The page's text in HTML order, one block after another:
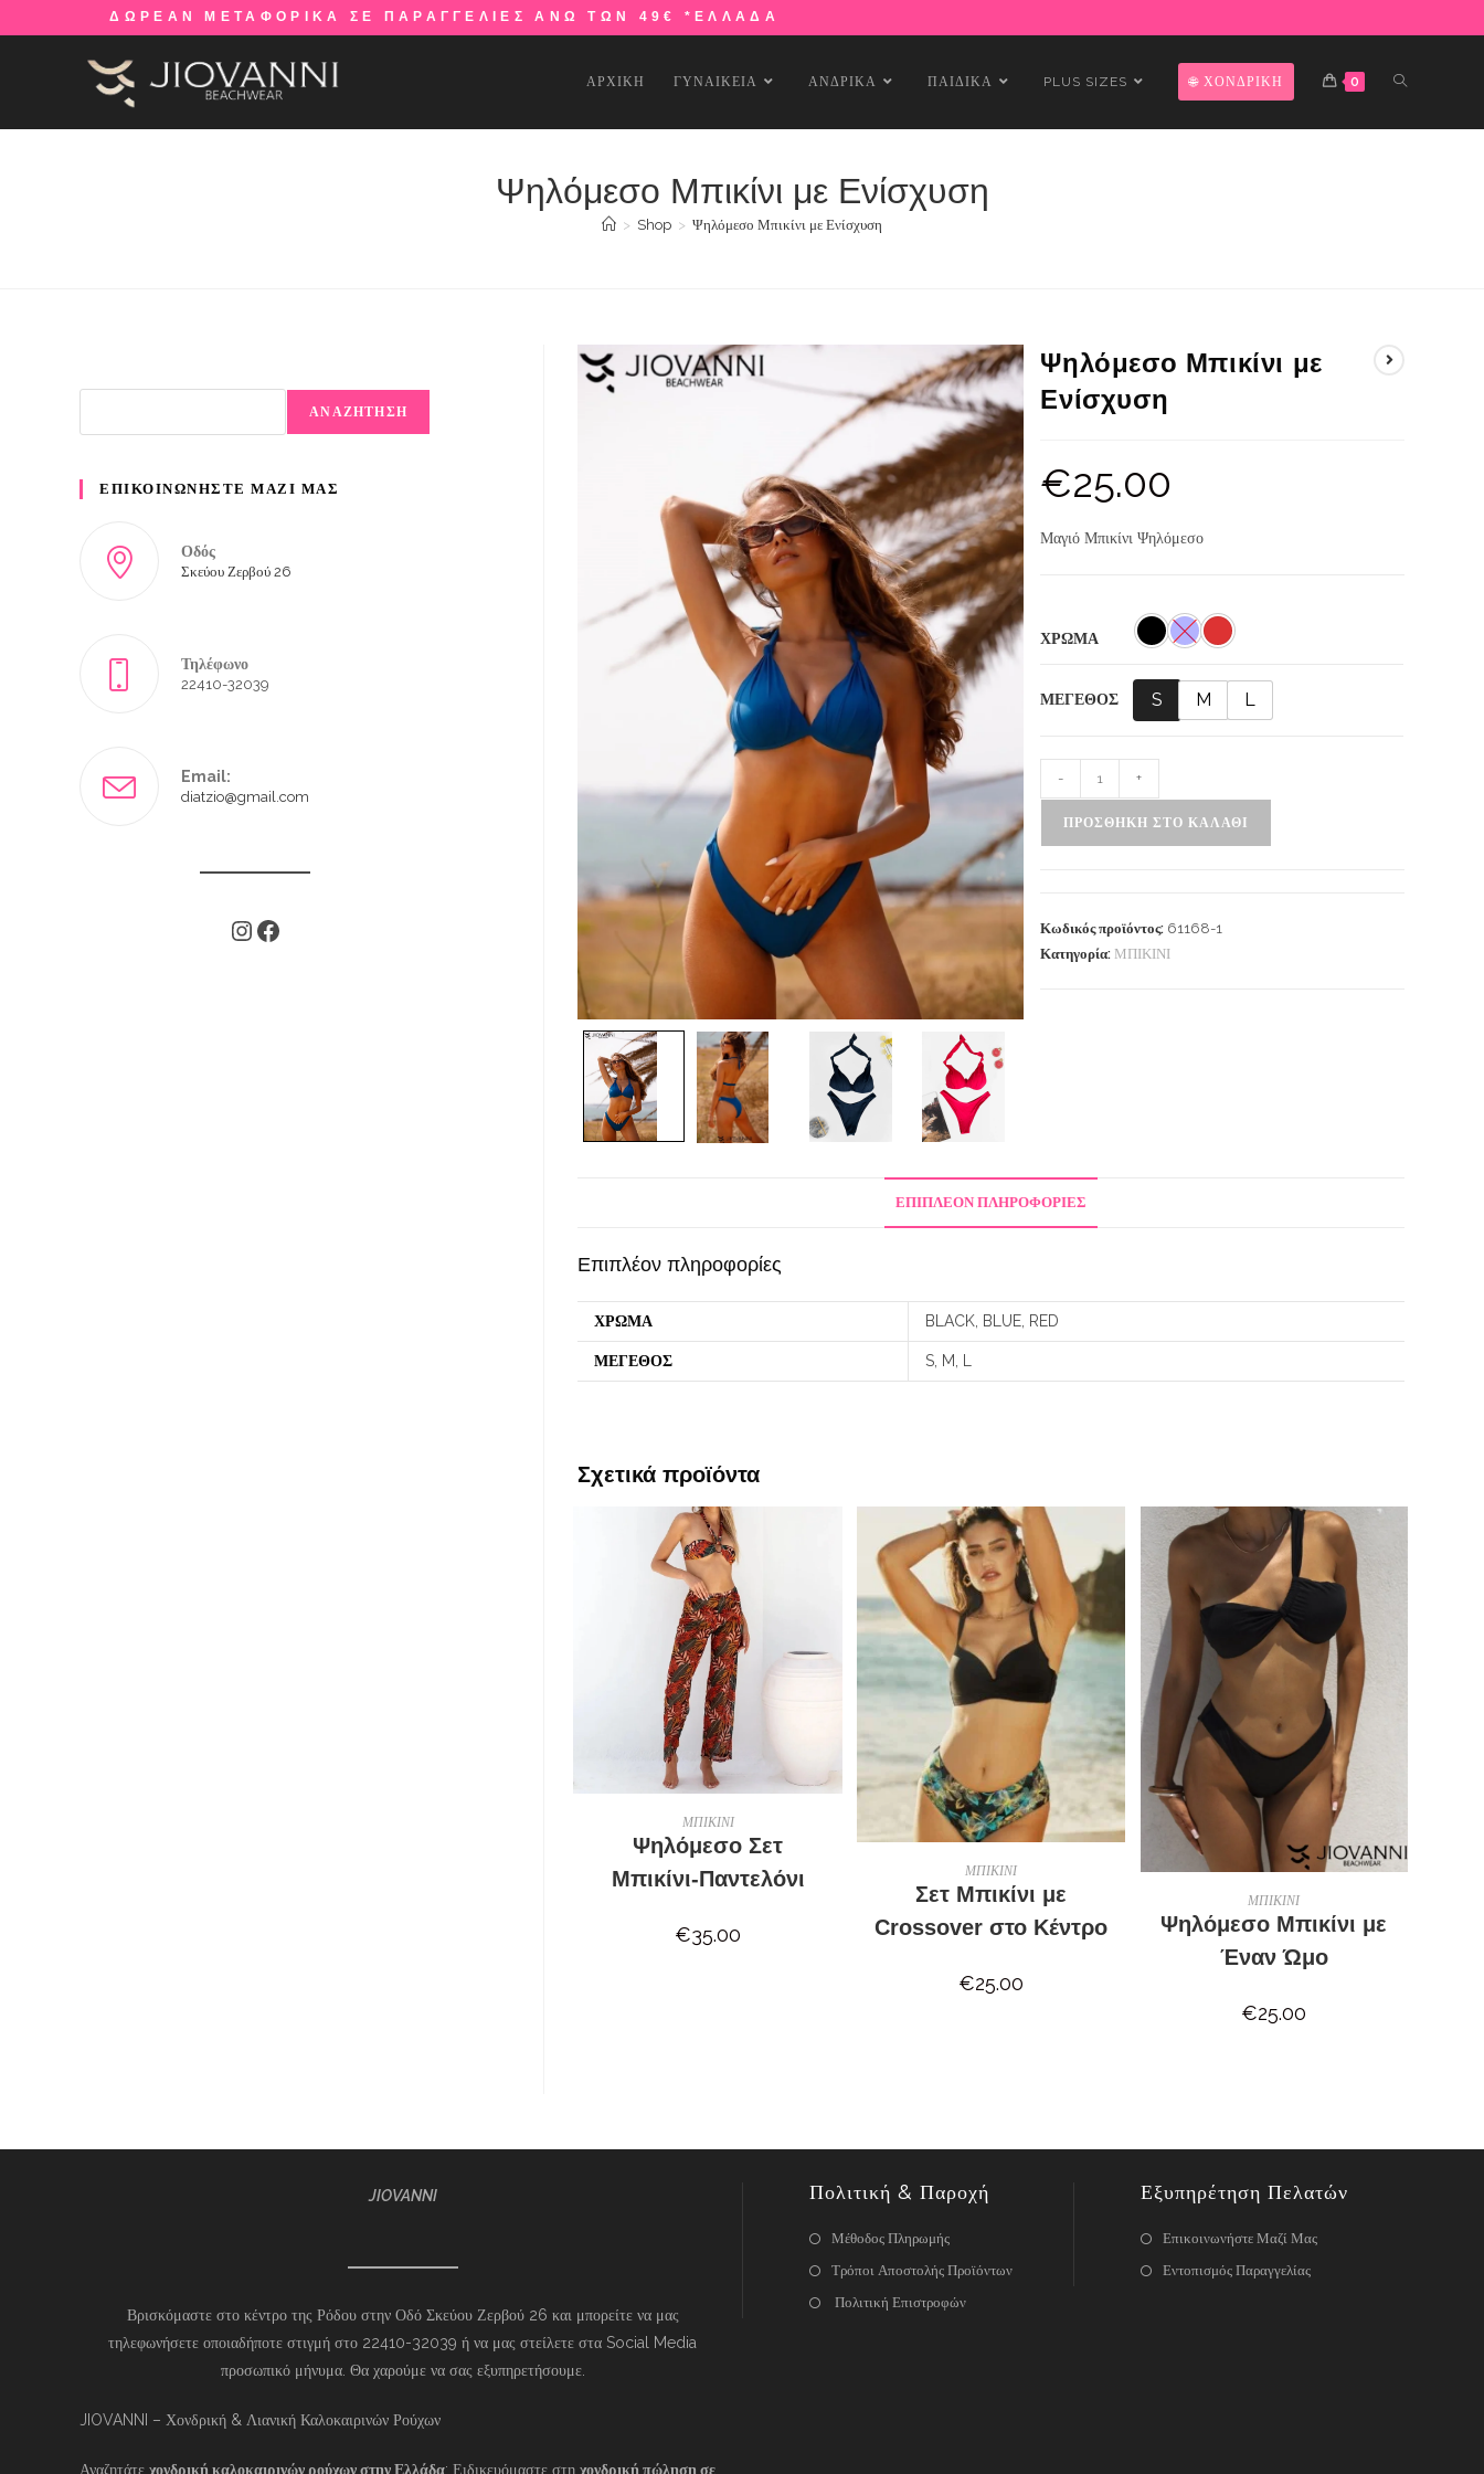
ΔΩΡΕΑΝ ΜΕΤΑΦΟΡΙΚΑ ΣΕ ΠΑΡΑΓΓΕΛΙΕΣ ΑΝΩ ΤΩΝ 49€ *ΕΛΛΑΔΑ
ΑΡΧΙΚΗ ΓΥΝΑΙΚΕΙΑ ΑΝΔΡΙΚΑ ΠΑΙΔΙΚΑ PLUS SIZES ΧΟΝΔΡΙΚΗ 0
Ψηλόμεσο Μπικίνι με Ενίσχυση
> Shop > Ψηλόμεσο Μπικίνι με Ενίσχυση
Ψηλόμεσο Μπικίνι με
Ενίσχυση
€25.00
Μαγιό Μπικίνι Ψηλόμεσο
ΧΡΩΜΑ
ΜΕΓΕΘΟΣ S M L
- +
ΠΡΟΣΘΉΚΗ ΣΤΟ ΚΑΛΆΘΙ
Κωδικός προϊόντος: 61168-1
Κατηγορία: ΜΠΙΚΙΝΙ
ΕΠΙΠΛΈΟΝ ΠΛΗΡΟΦΟΡΊΕΣ
Επιπλέον πληροφορίες
ΧΡΩΜΑ BLACK, BLUE, RED
ΜΕΓΕΘΟΣ S, M, L
Σχετικά προϊόντα
ΕΠΙΛΟΓΉ
ΜΠΙΚΙΝΙ
Ψηλόμεσο Σετ
Μπικίνι-Παντελόνι
€35.00
ΕΠΙΛΟΓΉ
ΜΠΙΚΙΝΙ
Σετ Μπικίνι με
Crossover στο Κέντρο
€25.00
ΕΠΙΛΟΓΉ
ΜΠΙΚΙΝΙ
Ψηλόμεσο Μπικίνι με
Έναν Ώμο
€25.00
ΑΝΑΖΗΤΗΣΗ
ΕΠΙΚΟΙΝΩΝΗΣΤΕ ΜΑΖΙ ΜΑΣ
Οδός
Σκεύου Ζερβού 26
Τηλέφωνο
22410-32039
Email:
diatzio@gmail.com
JIOVANNI
Βρισκόμαστε στο κέντρο της Ρόδου στην Οδό Σκεύου Ζερβού 26 και μπορείτε να μας
τηλεφωνήσετε οποιαδήποτε στιγμή στο 22410-32039 ή να μας στείλετε στα Social Media
προσωπικό μήνυμα. Θα χαρούμε να σας εξυπηρετήσουμε.
JIOVANNI – Χονδρική & Λιανική Καλοκαιρινών Ρούχων
Αναζητάτε χονδρική καλοκαιρινών ρούχων στην Ελλάδα; Ειδικευόμαστε στη χονδρική πώληση σε
Πολιτική & Παροχή
Μέθοδος Πληρωμής
Τρόποι Αποστολής Προϊόντων
Πολιτική Επιστροφών
Εξυπηρέτηση Πελατών
Επικοινωνήστε Μαζί Μας
Εντοπισμός Παραγγελίας